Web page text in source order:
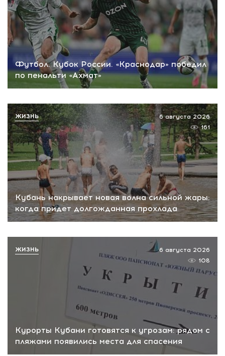
Футбол. Кубок России. «Краснодар» победил
по пенальти «Ахмат»
Кубань накрывает новая волна сильной жары:
когда придет долгожданная прохлада
6 августа 2026
161
ЖИЗНЬ
Курорты Кубани готовятся к угрозам: рядом с
пляжами появились места для спасения
6 августа 2026
108
ЖИЗНЬ